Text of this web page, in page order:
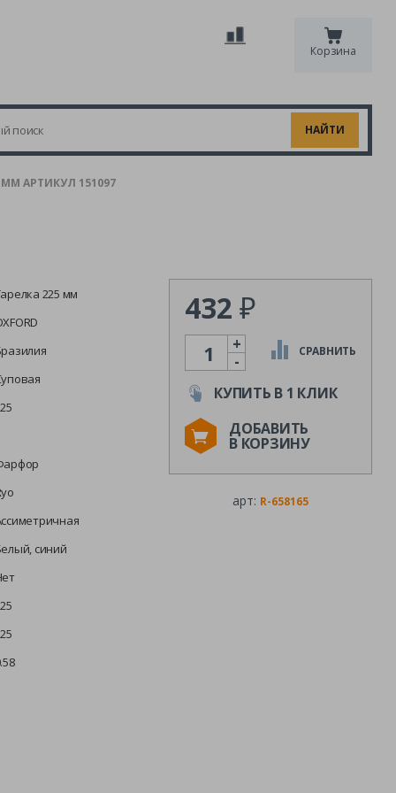
Корзина
ММ АРТИКУЛ 151097
225 мм
синий
432 ₽
Количество
-
+ СРАВНИТЬ
КУПИТЬ В 1 КЛИК
ДОБАВИТЬ
В КОРЗИНУ
арт: R-658165